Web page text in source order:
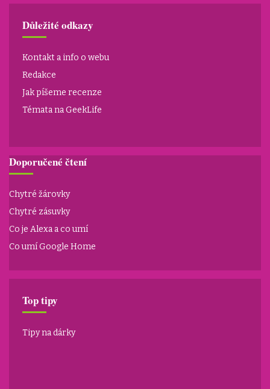
Důležité odkazy
Kontakt a info o webu
Redakce
Jak píšeme recenze
Témata na GeekLife
Doporučené čtení
Chytré žárovky
Chytré zásuvky
Co je Alexa a co umí
Co umí Google Home
Top tipy
Tipy na dárky